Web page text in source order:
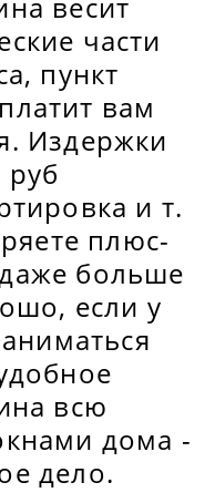
части
пункт
вам
Издержки
руб
и т.
плюс-
больше
если у
всю
дома -
дело.